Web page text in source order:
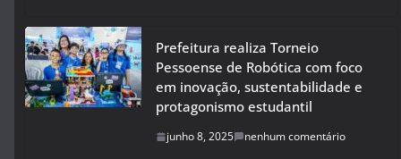
Prefeitura realiza Torneio
Pessoense de Robótica com foco
em inovação, sustentabilidade e
protagonismo estudantil
junho 8, 2025 nenhum comentário